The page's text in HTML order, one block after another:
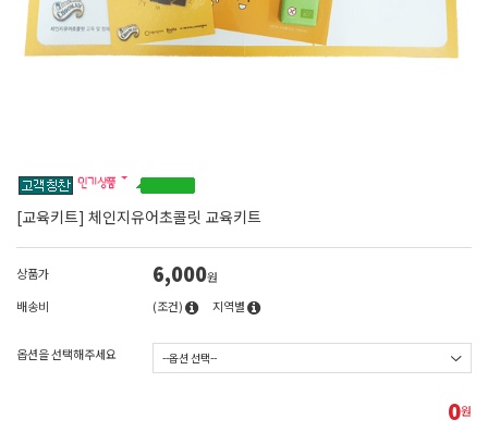
[교육키트] 체인지유어초콜릿 교육키트
상품가 6,000원
배송비
(조건) 지역별
옵션을 선택해주세요
0원